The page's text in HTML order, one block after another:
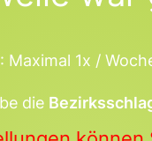
: Maximal 1x /
die